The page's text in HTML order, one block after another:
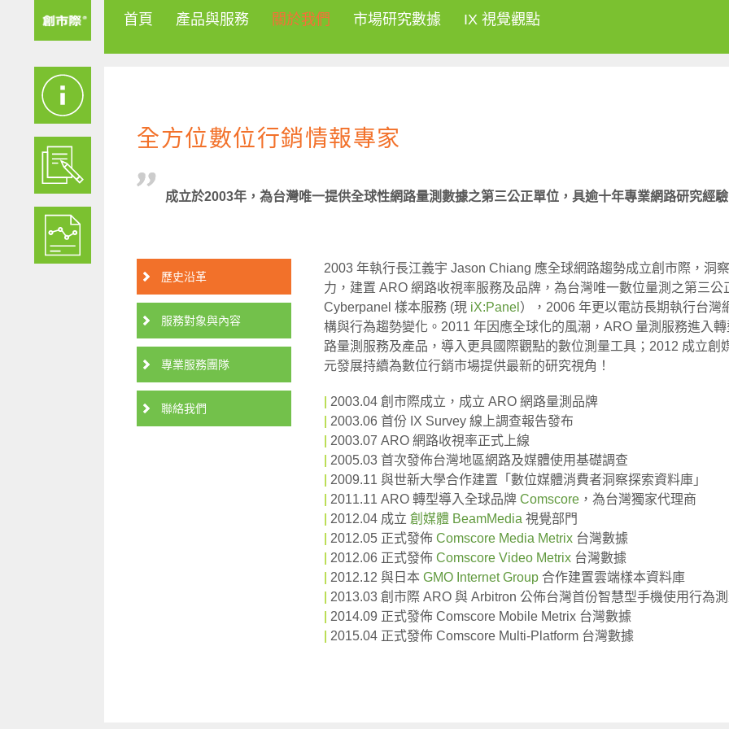
首頁 產品與服務 關於我們 市場研究數據 IX 視覺觀點
全方位數位行銷情報專家
成立於2003年，為台灣唯一提供全球性網路量測數據之第三公正單位，具逾十年專業網路研究經驗
歷史沿革
服務對象與內容
專業服務團隊
聯絡我們
2003 年執行長江義宇 Jason Chiang 應全球網路趨勢成立創市際，洞
力，建置 ARO 網路收視率服務及品牌，為台灣唯一數位量測之第三
Cyberpanel 樣本服務 (現 iX:Panel ），2006 年更以電訪長期執行台
構與行為趨勢變化。2011 年因應全球化的風潮，ARO 量測服務進入
路量測服務及產品，導入更具國際觀點的數位測量工具；2012 成立創
元發展持續為數位行銷市場提供最新的研究視角！
2003.04 創市際成立，成立 ARO 網路量測品牌
2003.06 首份 IX Survey 線上調查報告發布
2003.07 ARO 網路收視率正式上線
2005.03 首次發佈台灣地區網路及媒體使用基礎調查
2009.11 與世新大學合作建置「數位媒體消費者洞察探索資料庫」
2011.11 ARO 轉型導入全球品牌 Comscore ，為台灣獨家代理商
2012.04 成立 創媒體 BeamMedia 視覺部門
2012.05 正式發佈 Comscore Media Metrix 台灣數據
2012.06 正式發佈 Comscore Video Metrix 台灣數據
2012.12 與日本 GMO Internet Group 合作建置雲端樣本資料庫
2013.03 創市際 ARO 與 Arbitron 公佈台灣首份智慧型手機使用行為
2014.09 正式發佈 Comscore Mobile Metrix 台灣數據
2015.04 正式發佈 Comscore Multi-Platform 台灣數據